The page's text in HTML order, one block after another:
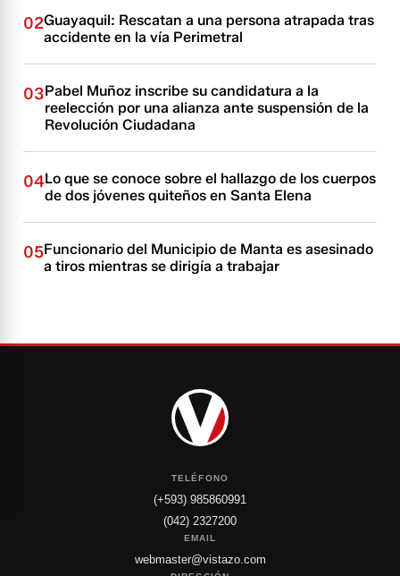
02Guayaquil: Rescatan a una persona atrapada tras
accidente en la vía Perimetral
03Pabel Muñoz inscribe su candidatura a la
reelección por una alianza ante suspensión de la
Revolución Ciudadana
04Lo que se conoce sobre el hallazgo de los cuerpos
de dos jóvenes quiteños en Santa Elena
05Funcionario del Municipio de Manta es asesinado
a tiros mientras se dirigía a trabajar
TELÉFONO
(+593) 985860991
(042) 2327200
EMAIL
webmaster@vistazo.com